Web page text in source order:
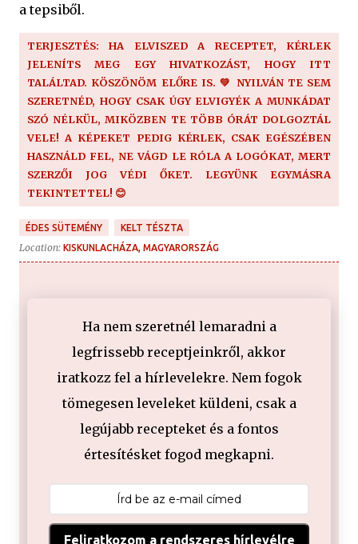
a tepsiből.
TERJESZTÉS: HA ELVISZED A RECEPTET, KÉRLEK
JELENÍTS MEG EGY HIVATKOZÁST, HOGY ITT
TALÁLTAD. KÖSZÖNÖM ELŐRE IS. 💚 NYILVÁN TE SEM
SZERETNÉD, HOGY CSAK ÚGY ELVIGYÉK A MUNKÁDAT
SZÓ NÉLKÜL, MIKÖZBEN TE TÖBB ÓRÁT DOLGOZTÁL
VELE! A KÉPEKET PEDIG KÉRLEK, CSAK EGÉSZÉBEN
HASZNÁLD FEL, NE VÁGD LE RÓLA A LOGÓKAT, MERT
SZERZŐI JOG VÉDI ŐKET. LEGYÜNK EGYMÁSRA
TEKINTETTEL! 😊
ÉDES SÜTEMÉNY KELT TÉSZTA
Location: KISKUNLACHÁZA, MAGYARORSZÁG
Ha nem szeretnél lemaradni a
legfrissebb receptjeinkről, akkor
iratkozz fel a hírlevelekre. Nem fogok
tömegesen leveleket küldeni, csak a
legújabb recepteket és a fontos
értesítésket fogod megkapni.
Feliratkozom a rendszeres hírlevélre